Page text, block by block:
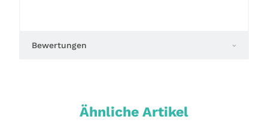
Bewertungen
Ähnliche Artikel